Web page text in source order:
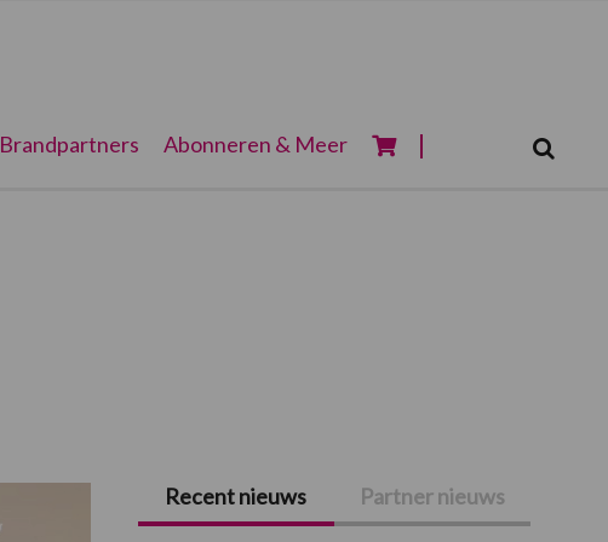
Brandpartners Abonneren & Meer
Primaire
Recent nieuws Partner nieuws